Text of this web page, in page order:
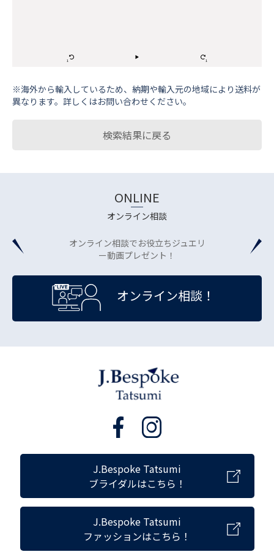
※海外から輸⼊しているため、納期や輸⼊元の地域により送料が
異なります。詳しくはお問い合わせください。
検索結果に戻る
ONLINE
オンライン相談
オンライン相談でお役立ちジュエリ
ー動画プレゼント！
オンライン相談！
J.Bespoke Tatsumi
ブライダルはこちら！
J.Bespoke Tatsumi
ファッションはこちら！